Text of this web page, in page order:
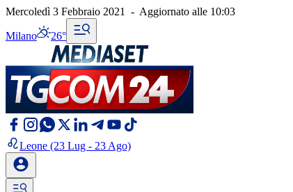
Mercoledì 3 Febbraio 2021 - Aggiornato alle 10:03
Milano 26°
Leone (23 Lug - 23 Ago)